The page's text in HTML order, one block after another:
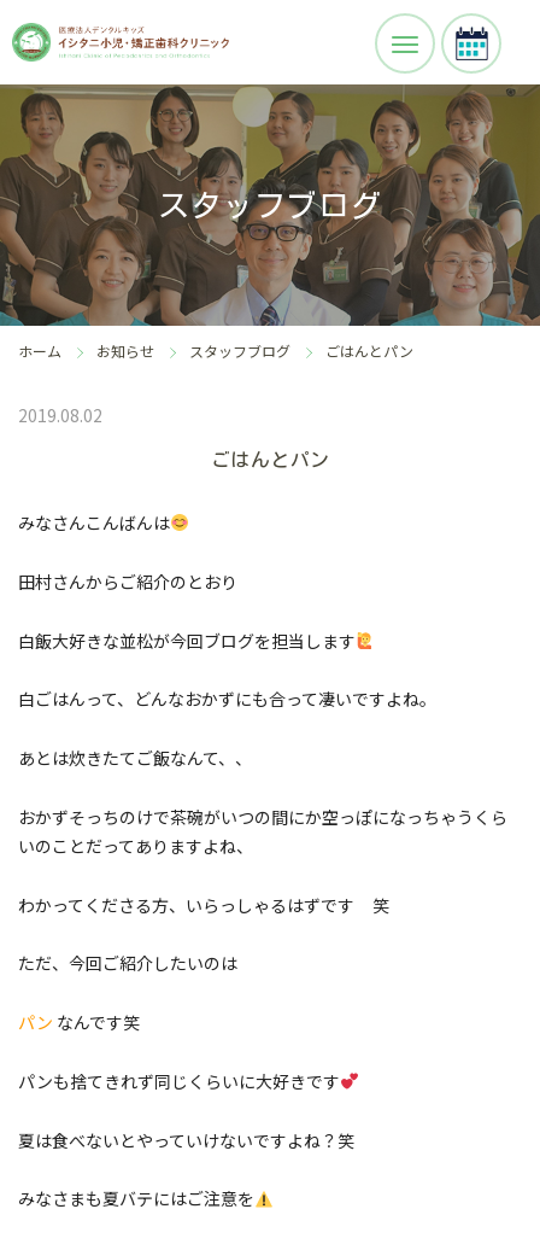
スタッフブログ
ホーム お知らせ スタッフブログ ごはんとパン
2019.08.02
ごはんとパン
みなさんこんばんは
田村さんからご紹介のとおり
白飯大好きな並松が今回ブログを担当します
白ごはんって、どんなおかずにも合って凄いですよね。
あとは炊きたてご飯なんて、、
おかずそっちのけで茶碗がいつの間にか空っぽになっちゃうくら
いのことだってありますよね、
わかってくださる方、いらっしゃるはずです 笑
ただ、今回ご紹介したいのは
パン なんです笑
パンも捨てきれず同じくらいに大好きです
夏は食べないとやっていけないですよね？笑
みなさまも夏バテにはご注意を